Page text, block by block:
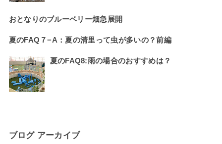
おとなりのブルーベリー畑急展開
夏のFAQ７−A：夏の清里って虫が多いの？前編
夏のFAQ8:雨の場合のおすすめは？
ブログ アーカイブ